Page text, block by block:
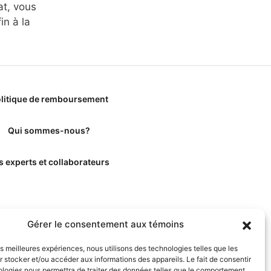
Gérer le consentement aux témoins
meilleures expériences, nous utilisons des technologies telles que les
stocker et/ou accéder aux informations des appareils. Le fait de consentir
vous
à la
de remboursement
Qui sommes-nous?
experts et collaborateurs